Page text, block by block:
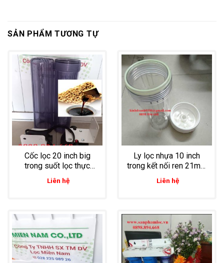
SẢN PHẨM TƯƠNG TỰ
Cốc lọc 20 inch big
trong suốt lọc thực
Liên hệ
Ly lọc nhựa 10 inch
trong kết nối ren 21mm
lọc nước gia đình
Liên hệ